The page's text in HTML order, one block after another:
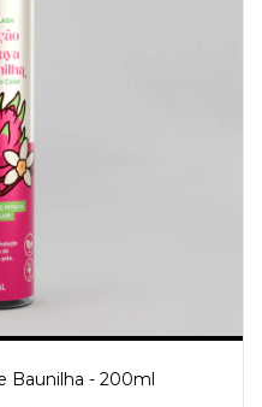
Baunilha - 200ml